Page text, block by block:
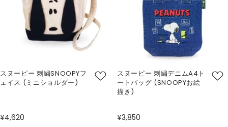
スヌーピー 刺繍SNOOPYフ
ェイス (ミニショルダー)
¥4,620
スヌーピー 刺繍デニムA4ト
ートバッグ (SNOOPYお絵
描き)
¥3,850